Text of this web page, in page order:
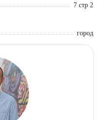
7 стр 2
город